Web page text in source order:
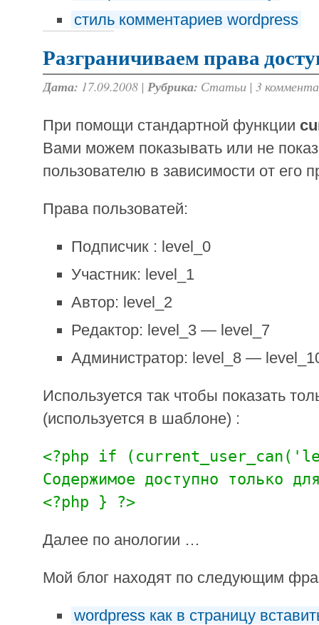
стиль комментариев wordpress
Разграничиваем права
Дата: 17.09.2008 | Рубрика: Статьи | 3
При помощи стандартной функции
Вами можем показывать или не
пользователю в зависимости от его
Права пользоватей:
Подписчик : level_0
Участник: level_1
Автор: level_2
Редактор: level_3 — level_7
Администратор: level_8 —
Используется так чтобы показать
(используется в шаблоне) :
<?php if
Содержимое доступно только
<?php } ?>
Далее по анологии …
Мой блог находят по следующим
wordpress как в страницу